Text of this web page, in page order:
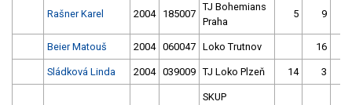
Rašner Karel 2004 185007
TJ Bohemians
Praha
5 9
Beier Matouš 2004 060047 Loko Trutnov 16
Sládková Linda 2004 039009 TJ Loko Plzeň 14 3
SKUP